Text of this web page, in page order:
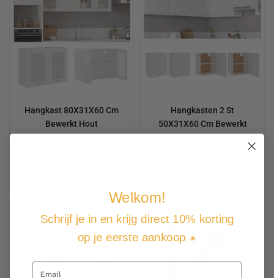
Hangkast 80X31X60 Cm
Bewerkt Hout
Hangkasten 2 St
50X31X60 Cm Bewerkt
Hout
Welkom!
Schrijf je in en krijg direct 10% korting
op je eerste aankoop . 🌟